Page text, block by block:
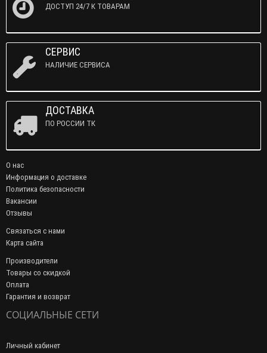
ДОСТУП 24/7 К ТОВАРАМ
СЕРВИС
НАЛИЧИЕ СЕРВИСА
ДОСТАВКА
ПО РОССИИ ТК
О нас
Информация о доставке
Политика безопасности
Вакансии
Отзывы
Связаться с нами
Карта сайта
Производители
Товары со скидкой
Оплата
Гарантия и возврат
СОЦИАЛЬНЫЕ СЕТИ
Личный кабинет